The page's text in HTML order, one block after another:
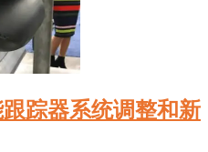
踪器系统调整和新